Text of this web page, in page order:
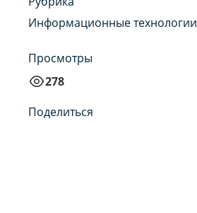
Информационные технологии
Просмотры
278
Поделиться